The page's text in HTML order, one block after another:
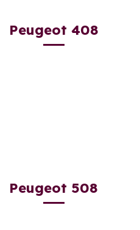
Peugeot 408
Peugeot 508